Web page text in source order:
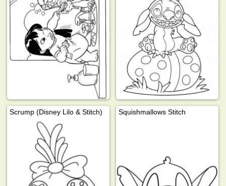
Scrump (Disney Lilo & Stitch) Squishmallows Stitch